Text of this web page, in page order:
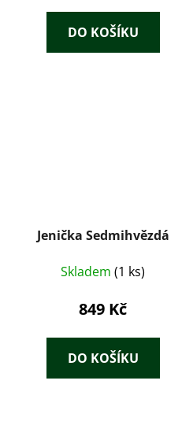
DO KOŠÍKU
Jenička Sedmihvězdá
Skladem (1 ks)
849 Kč
DO KOŠÍKU